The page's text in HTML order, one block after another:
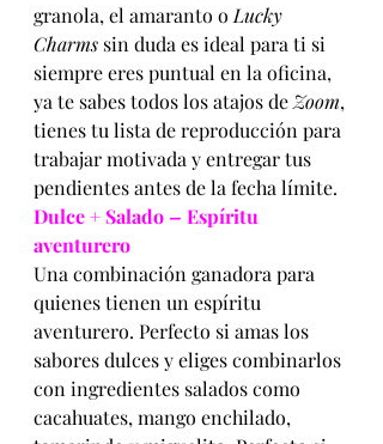
granola, el amaranto o Lucky
Charms sin duda es ideal para ti si
siempre eres puntual en la oficina,
ya te sabes todos los atajos de Zoom,
tienes tu lista de reproducción para
trabajar motivada y entregar tus
pendientes antes de la fecha límite.
Dulce + Salado – Espíritu
aventurero
Una combinación ganadora para
quienes tienen un espíritu
aventurero. Perfecto si amas los
sabores dulces y eliges combinarlos
con ingredientes salados como
cacahuates, mango enchilado,